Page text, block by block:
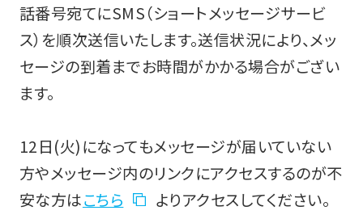
話番号宛てにSMS（ショートメッセージサービ
ス）を順次送信いたします。送信状況により、メッ
セージの到着までお時間がかかる場合がござい
ます。
12日(火)になってもメッセージが届いていない
方やメッセージ内のリンクにアクセスするのが不
安な方はこちら よりアクセスしてください。